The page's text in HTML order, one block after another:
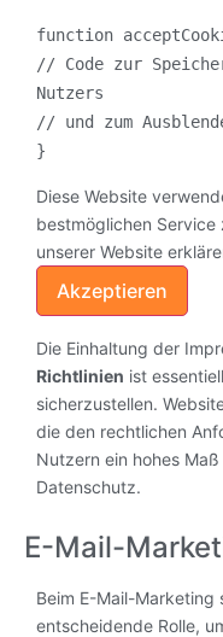
function
// Code zur
Nutzers
// und zum
}
Diese Website
bestmöglichen
unserer Website
Akzeptieren
Die Einhaltung der
Richtlinien ist
sicherzustellen.
die den rechtlichen
Nutzern ein hohes
Datenschutz.
E-Mail-
Beim E-Mail-Marketing
entscheidende Rolle,